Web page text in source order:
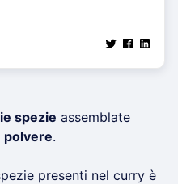
spezie assemblate
polvere.
presenti nel curry è